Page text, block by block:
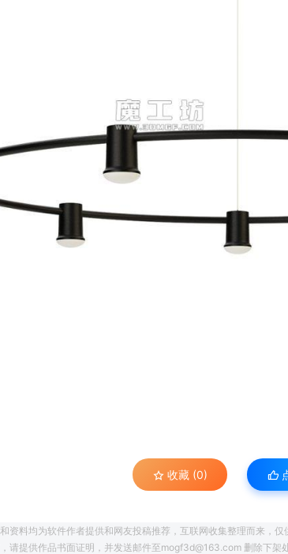
收藏 (0)
资料均为软件作者提供和网友投稿推荐，互联网收集整理而来，
请提供作品书面证明，并发送邮件至mogf3d@163.com 删除下架处